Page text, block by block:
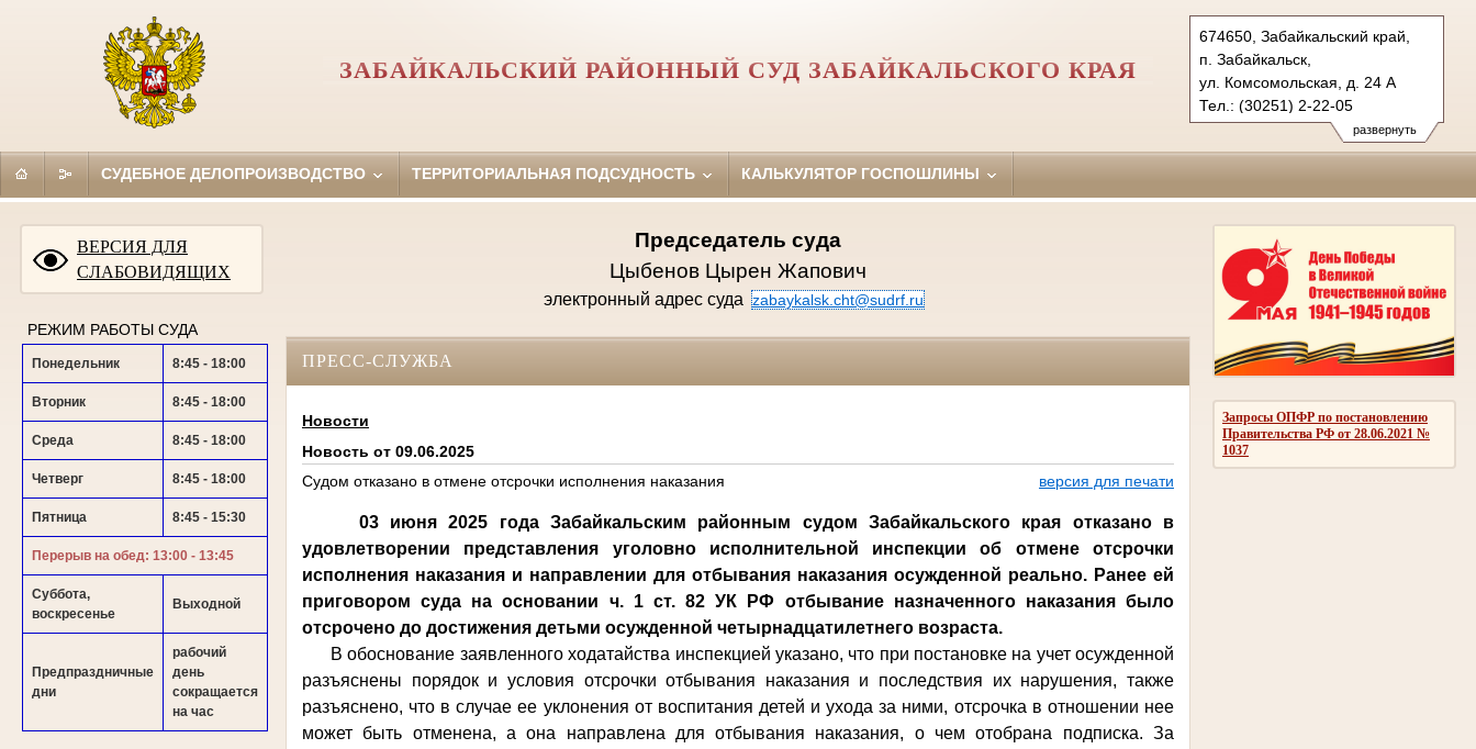
развернуть
674650, Забайкальский край,
п. Забайкальск,
ул. Комсомольская, д. 24 А
Тел.: (30251) 2-22-05
zabaykalsk.cht@sudrf.ru
ЗАБАЙКАЛЬСКИЙ РАЙОННЫЙ СУД ЗАБАЙКАЛЬСКОГО КРАЯ
СУДЕБНОЕ ДЕЛОПРОИЗВОДСТВО ТЕРРИТОРИАЛЬНАЯ ПОДСУДНОСТЬ КАЛЬКУЛЯТОР ГОСПОШЛИНЫ
ВЕРСИЯ ДЛЯ
СЛАБОВИДЯЩИХ
РЕЖИМ РАБОТЫ СУДА
Понедельник 8:45 - 18:00
Вторник 8:45 - 18:00
Среда 8:45 - 18:00
Четверг 8:45 - 18:00
Пятница 8:45 - 15:30
Перерыв на обед: 13:00 - 13:45
Суббота,
воскресенье
Выходной
Предпраздничные
дни
рабочий
день
сокращается
на час
Запросы ОПФР по постановлению
Правительства РФ от 28.06.2021 №
1037
Председатель суда
Цыбенов Цырен Жапович
электронный адрес судаzabaykalsk.cht@sudrf.ru
ПРЕСС-СЛУЖБА
Новости
Новость от 09.06.2025
Судом отказано в отмене отсрочки исполнения наказания
версия для печати
03 июня 2025 года Забайкальским районным судом Забайкальского края отказано в
удовлетворении представления уголовно исполнительной инспекции об отмене отсрочки
исполнения наказания и направлении для отбывания наказания осужденной реально. Ранее ей
приговором суда на основании ч. 1 ст. 82 УК РФ отбывание назначенного наказания было
отсрочено до достижения детьми осужденной четырнадцатилетнего возраста.
В обоснование заявленного ходатайства инспекцией указано, что при постановке на учет осужденной
разъяснены порядок и условия отсрочки отбывания наказания и последствия их нарушения, также
разъяснено, что в случае ее уклонения от воспитания детей и ухода за ними, отсрочка в отношении нее
может быть отменена, а она направлена для отбывания наказания, о чем отобрана подписка. За